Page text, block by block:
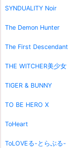
SYNDUALITY Noir
The Demon Hunter
The First Descendant
THE WITCHER美少女
TIGER & BUNNY
TO BE HERO X
ToHeart
ToLOVEる-とらぶる-